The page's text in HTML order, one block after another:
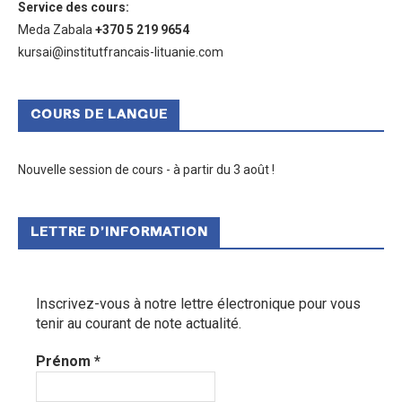
Service des cours:
Meda Zabala +370 5 219 9654
kursai@institutfrancais-lituanie.com
COURS DE LANGUE
Nouvelle session de cours - à partir du 3 août !
LETTRE D’INFORMATION
Inscrivez-vous à notre lettre électronique pour vous
tenir au courant de note actualité.
Prénom *